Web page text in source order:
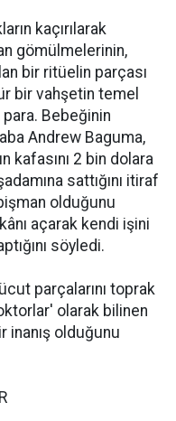
kaçırılarak
gömülmelerinin,
bir ritüelin parçası
bir vahşetin temel
Bebeğinin
Andrew Baguma,
kafasını 2 bin dolara
sattığını itiraf
olduğunu
açarak kendi işini
söyledi.
parçalarını toprak
olarak bilinen
inanış olduğunu